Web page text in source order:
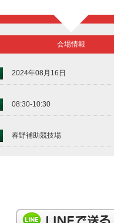
会場情報
2024年08月16日
08:30-10:30
春野補助競技場